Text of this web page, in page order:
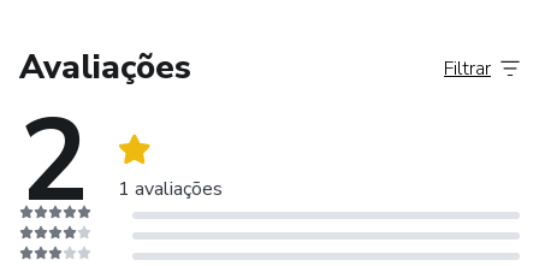
Humanas com propósito, conhecimento com sentido.
Avaliações
2 1 avaliações
Filtrar